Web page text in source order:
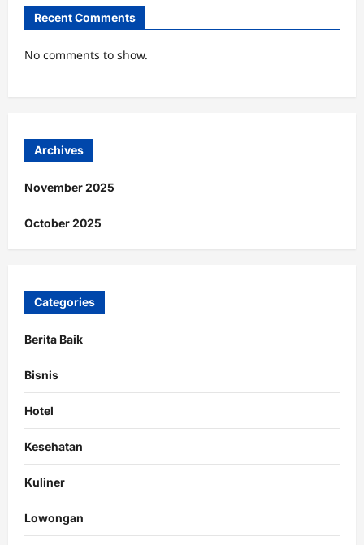
Recent Comments
No comments to show.
Archives
November 2025
October 2025
Categories
Berita Baik
Bisnis
Hotel
Kesehatan
Kuliner
Lowongan